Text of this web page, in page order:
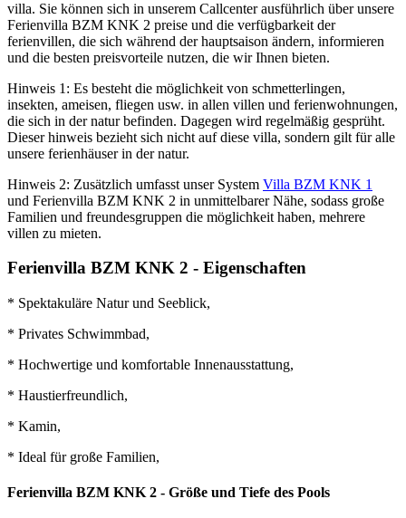
villa. Sie können sich in unserem Callcenter ausführlich über unsere
Ferienvilla BZM KNK 2 preise und die verfügbarkeit der
ferienvillen, die sich während der hauptsaison ändern, informieren
und die besten preisvorteile nutzen, die wir Ihnen bieten.
Hinweis 1: Es besteht die möglichkeit von schmetterlingen,
insekten, ameisen, fliegen usw. in allen villen und ferienwohnungen,
die sich in der natur befinden. Dagegen wird regelmäßig gesprüht.
Dieser hinweis bezieht sich nicht auf diese villa, sondern gilt für alle
unsere ferienhäuser in der natur.
Hinweis 2: Zusätzlich umfasst unser System Villa BZM KNK 1
und Ferienvilla BZM KNK 2 in unmittelbarer Nähe, sodass große
Familien und freundesgruppen die möglichkeit haben, mehrere
villen zu mieten.
Ferienvilla BZM KNK 2 - Eigenschaften
* Spektakuläre Natur und Seeblick,
* Privates Schwimmbad,
* Hochwertige und komfortable Innenausstattung,
* Haustierfreundlich,
* Kamin,
* Ideal für große Familien,
Ferienvilla BZM KNK 2 - Größe und Tiefe des Pools